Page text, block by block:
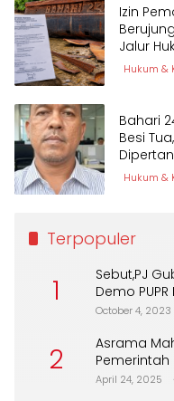
Izin
Jalur
Hukum &
Bahari
Besi
Hukum &
Terpopuler
1
Sebut,PJ
Demo PUPR
October 4, 2023
2
Asrama
Pemerintah
DPA
April 24, 2025